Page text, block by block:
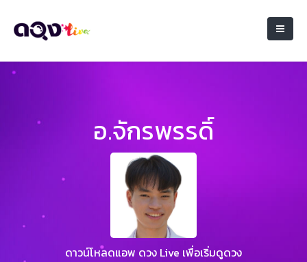
อ.จักรพรรดิ์
ดาวน์โหลดแอพ ดวง Live เพื่อเริ่มดูดวง